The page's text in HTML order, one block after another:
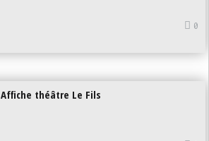
0
Affiche théâtre Le Fils